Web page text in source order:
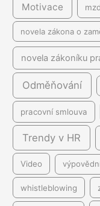
Motivace
novela zákona o
novela zákoníku
Odměňování
pracovní smlouva
Trendy v HR
Video
whistleblowing